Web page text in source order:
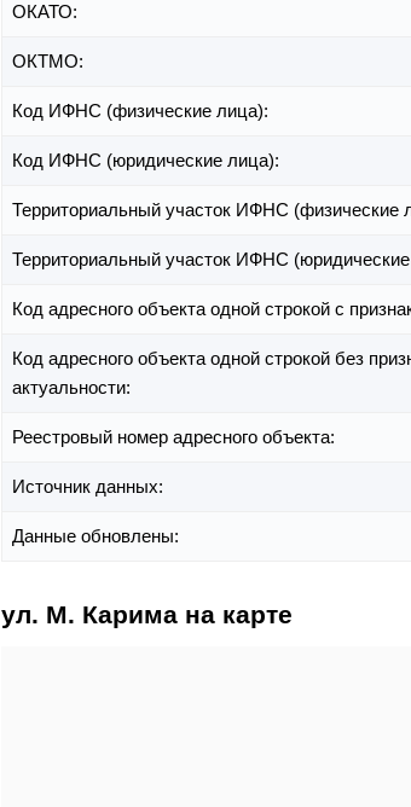
ОКАТО:
ОКТМО:
Код ИФНС (физические лица):
Код ИФНС (юридические лица):
Территориальный участок ИФНС (физические
Территориальный участок ИФНС
Код адресного объекта одной строкой с
Код адресного объекта одной строкой без
актуальности:
Реестровый номер адресного объекта:
Источник данных:
Данные обновлены:
ул. М. Карима на карте